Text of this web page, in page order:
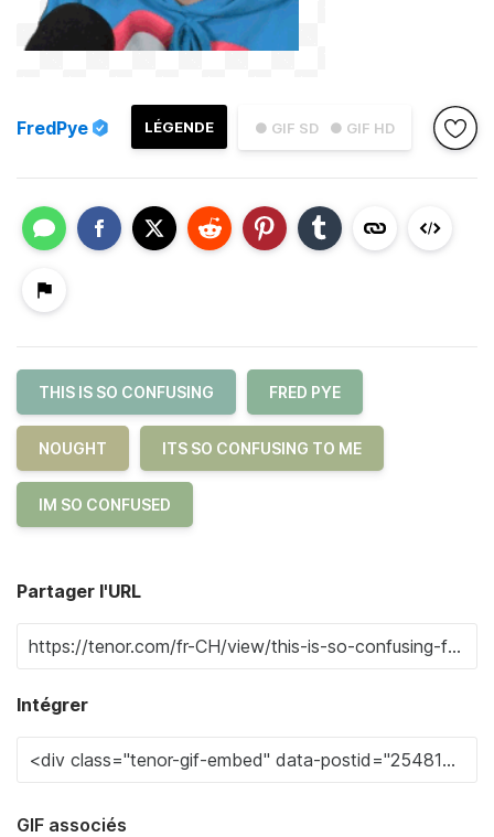
● GIF SD ● GIF HD
LÉGENDE
FredPye
THIS IS SO CONFUSING FRED PYE
NOUGHT ITS SO CONFUSING TO ME
IM SO CONFUSED
Partager l'URL
Intégrer
GIF associés